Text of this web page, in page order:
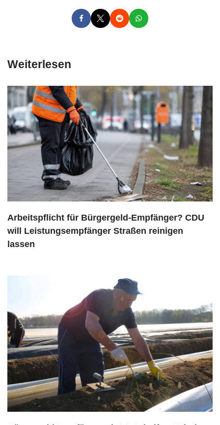
Weiterlesen
Arbeitspflicht für Bürgergeld-Empfänger? CDU
will Leistungsempfänger Straßen reinigen
lassen